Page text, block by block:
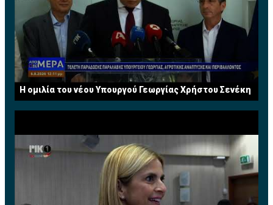
Η ομιλία του νέου Υπουργού Γεωργίας Χρήστου Σενέκη